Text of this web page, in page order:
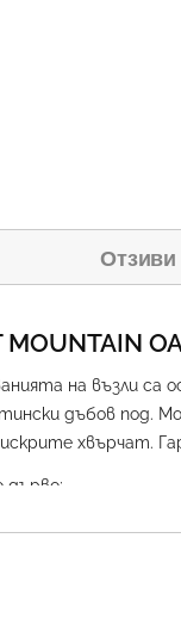
Отзиви
на възли са
дъбов под.
хвърчат.
дърво;